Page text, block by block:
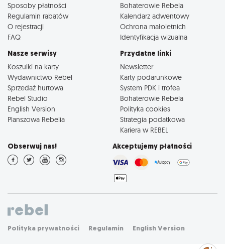
Sposoby płatności
Regulamin rabatów
O rejestracji
FAQ
Bohaterowie Rebela
Kalendarz adwentowy
Ochrona małoletnich
Identyfikacja wizualna
Nasze serwisy
Koszulki na karty
Wydawnictwo Rebel
Sprzedaż hurtowa
Rebel Studio
English Version
Planszowa Rebelia
Przydatne linki
Newsletter
Karty podarunkowe
System PDK i trofea
Bohaterowie Rebela
Polityka cookies
Strategia podatkowa
Kariera w REBEL
Obserwuj nas! Akceptujemy płatności
Polityka prywatności Regulamin English Version
Zarządzaj